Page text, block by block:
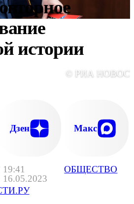
19:41
16.05.2023
ОБЩЕСТВО
истории
© РИА
Дзен Макс